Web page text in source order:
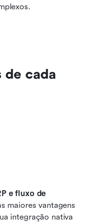
de cada
e fluxo de
maiores vantagens
integração nativa